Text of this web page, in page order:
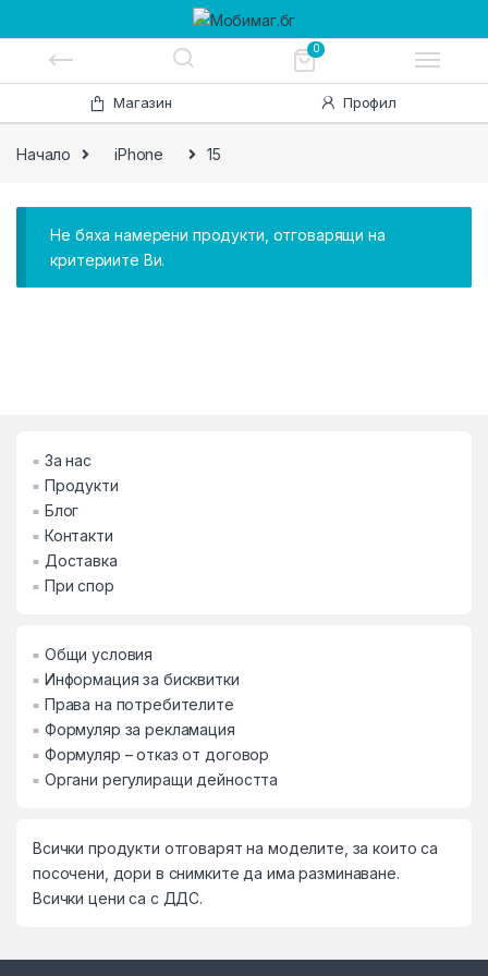
Skip to navigation
Skip to content Магазин Профил
Начало iPhone 15
Не бяха намерени продукти, отговарящи на
критериите Ви.
За нас
Продукти
Блог
Контакти
Доставка
При спор
Общи условия
Информация за бисквитки
Права на потребителите
Формуляр за рекламация
Формуляр – отказ от договор
Органи регулиращи дейността
Всички продукти отговарят на моделите, за които са
посочени, дори в снимките да има разминаване.
Всички цени са с ДДС.
0